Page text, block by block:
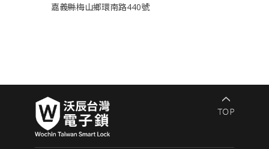
​嘉義縣梅山鄉環南路440號